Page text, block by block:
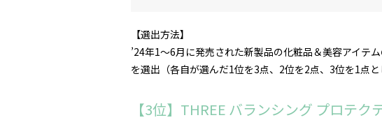
【選出方法】
’24年1～6月に発売された新製品の化粧品＆美容アイテ
を選出（各自が選んだ1位を3点、2位を2点、3位を1点と
【3位】THREE バランシング プロテク